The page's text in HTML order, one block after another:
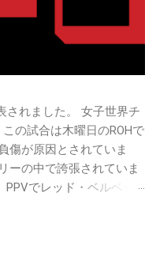
されました。 女子世界チ
の試合は木曜日のROHで
傷が原因とされていま
ーの中で誇張されていま
でレッド・ベルベッ
チャンピオンシップへ